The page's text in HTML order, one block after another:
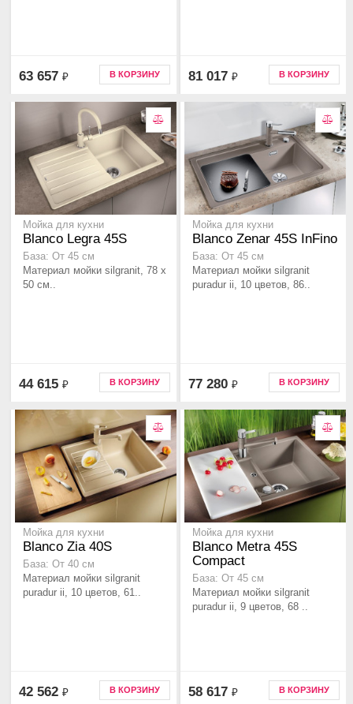
63 657 ₽ В КОРЗИНУ 81 017 ₽ В КОРЗИНУ
Мойка для кухни
Blanco Legra 45S
База: От 45 см
Материал мойки silgranit, 78 x
50 см..
44 615 ₽ В КОРЗИНУ
Мойка для кухни
Blanco Zenar 45S InFino
База: От 45 см
Материал мойки silgranit
puradur ii, 10 цветов, 86..
77 280 ₽ В КОРЗИНУ
Мойка для кухни
Blanco Zia 40S
База: От 40 см
Материал мойки silgranit
puradur ii, 10 цветов, 61..
42 562 ₽ В КОРЗИНУ
Мойка для кухни
Blanco Metra 45S
Compact
База: От 45 см
Материал мойки silgranit
puradur ii, 9 цветов, 68 ..
58 617 ₽ В КОРЗИНУ